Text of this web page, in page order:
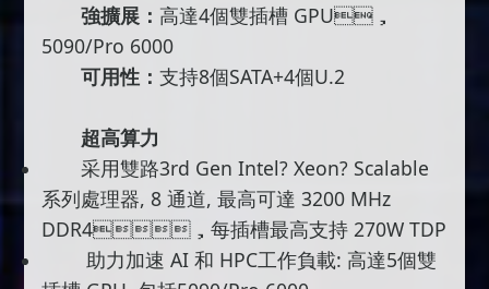
強擴展： 高達4個雙插槽 GPU，
5090/Pro 6000
可用性： 支持8個SATA+4個U.2
超高算力
采用雙路3rd Gen Intel? Xeon? Scalable
系列處理器, 8 通道, 最高可達 3200 MHz
DDR4，每插槽最高支持 270W TDP
助力加速 AI 和 HPC工作負載: 高達5個雙